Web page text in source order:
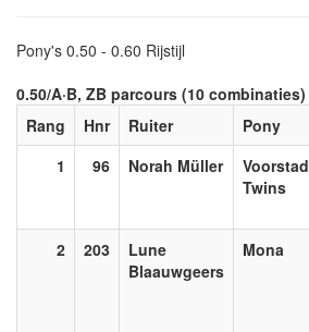
Pony's 0.50 - 0.60 Rijstijl
0.50/A·B, ZB parcours (10 combinaties)
Rang
Hnr Ruiter Pony
1
96 Norah Müller
Voorstad
Twins
2 203
Lune
Blaauwgeers
Mona